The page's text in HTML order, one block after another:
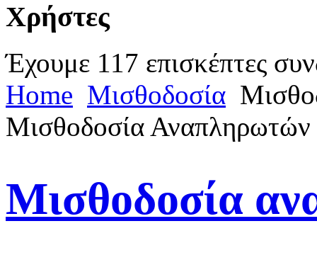
Χρήστες
Έχουμε 117 επισκέπτες
Home Μισθοδοσία
Μισθοδοσία
Μισθοδοσία